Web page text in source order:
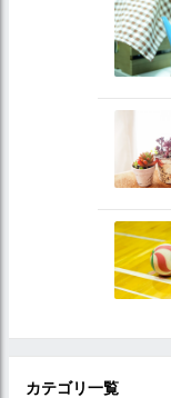
カテゴリ一覧